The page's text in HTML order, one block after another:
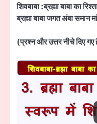
शिवबाबा :ब्रह्मा बाबा का
ब्रह्मा बाबा जगत अंबा समान
(प्रश्न और उत्तर नीचे दिए गए